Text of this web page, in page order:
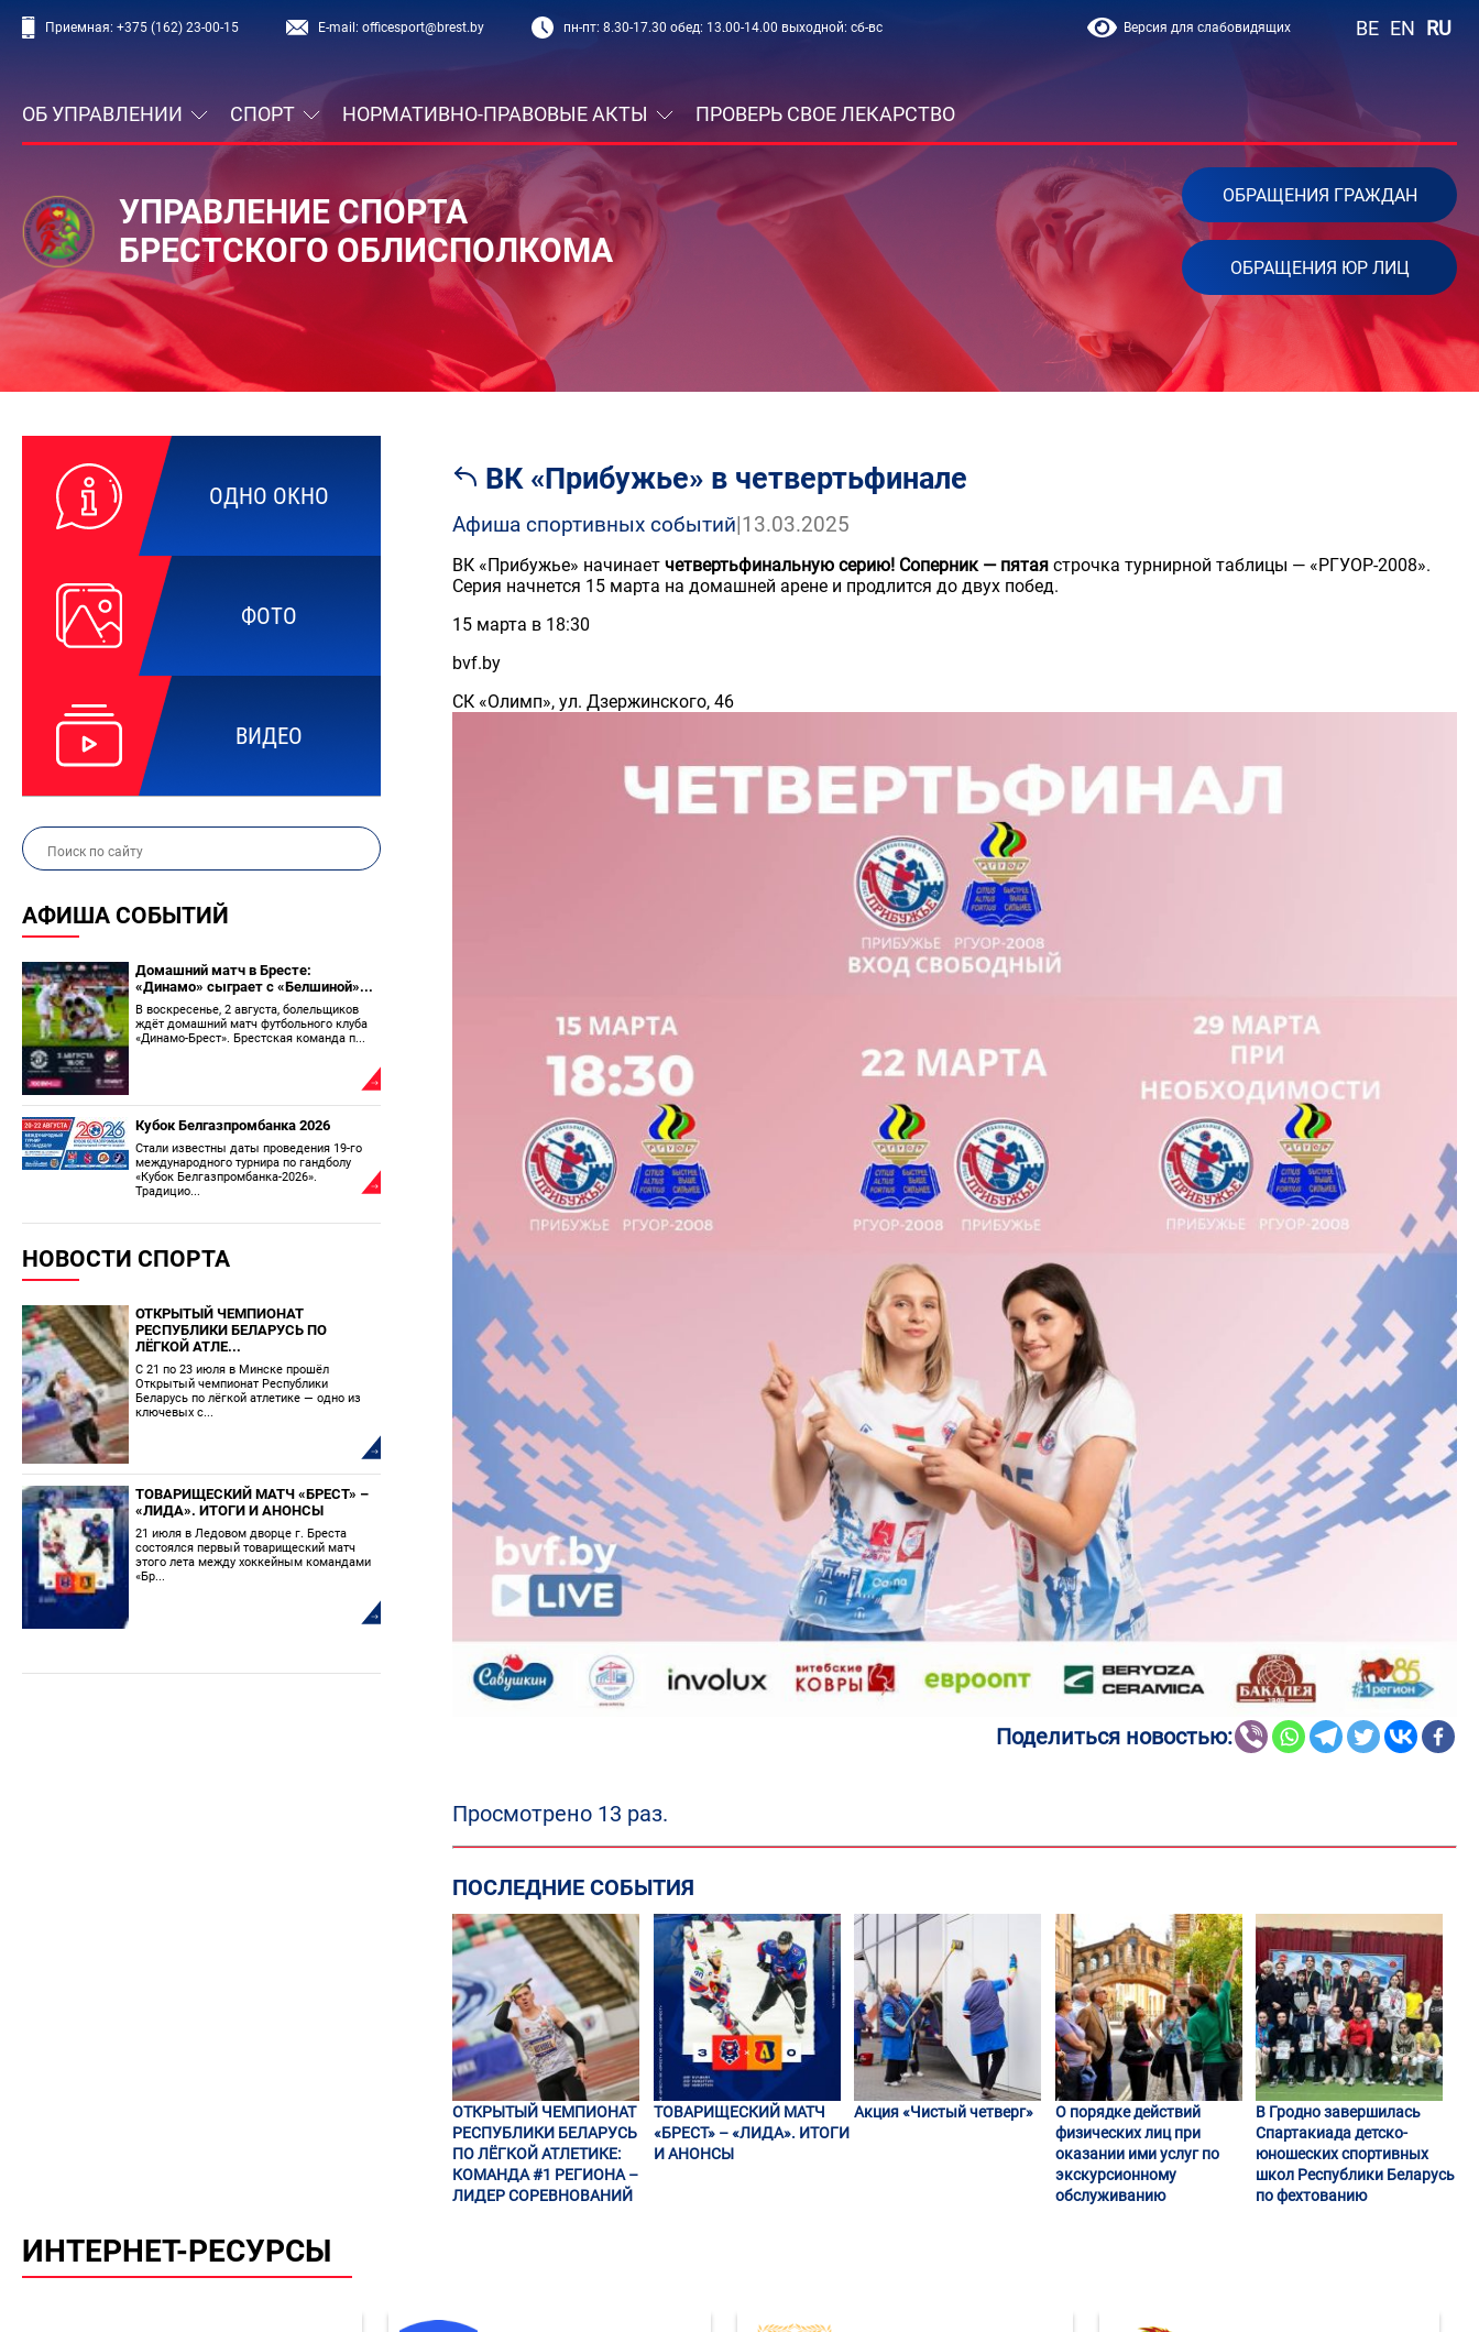
Приемная: +375 (162) 23-00-15 E-mail:officesport@brest.by пн-пт: 8.30-17.30 обед: 13.00-14.00 выходной: сб-вс Версия для слабовидящих BE EN RU
ОБ УПРАВЛЕНИИ СПОРТ НОРМАТИВНО-ПРАВОВЫЕ АКТЫ ПРОВЕРЬ СВОЕ ЛЕКАРСТВО
УПРАВЛЕНИЕ СПОРТА
БРЕСТСКОГО ОБЛИСПОЛКОМА
ОБРАЩЕНИЯ ГРАЖДАН
ОБРАЩЕНИЯ ЮР ЛИЦ
ОДНО ОКНО
ФОТО
ВИДЕО
АФИША СОБЫТИЙ
Домашний матч в Бресте:
«Динамо» сыграет с «Белшиной»...
В воскресенье, 2 августа, болельщиков
ждёт домашний матч футбольного клуба
«Динамо-Брест». Брестская команда п...
Кубок Белгазпромбанка 2026
Стали известны даты проведения 19-го
международного турнира по гандболу
«Кубок Белгазпромбанка-2026».
Традицио...
НОВОСТИ СПОРТА
ОТКРЫТЫЙ ЧЕМПИОНАТ
РЕСПУБЛИКИ БЕЛАРУСЬ ПО
ЛЁГКОЙ АТЛЕ...
С 21 по 23 июля в Минске прошёл
Открытый чемпионат Республики
Беларусь по лёгкой атлетике — одно из
ключевых с...
ТОВАРИЩЕСКИЙ МАТЧ «БРЕСТ» –
«ЛИДА». ИТОГИ И АНОНСЫ
21 июля в Ледовом дворце г. Бреста
состоялся первый товарищеский матч
этого лета между хоккейным командами
«Бр...
ВК «Прибужье» в четвертьфинале
Афиша спортивных событий|13.03.2025
ВК «Прибужье» начинаетчетвертьфинальную серию! Соперник — пятаястрочка турнирной таблицы — «РГУОР-2008».
Серия начнется 15 марта на домашней арене и продлится до двух побед.
15 марта в 18:30
bvf.by
СК «Олимп», ул. Дзержинского, 46
Поделиться новостью:
Просмотрено 13 раз.
ПОСЛЕДНИЕ СОБЫТИЯ
ОТКРЫТЫЙ ЧЕМПИОНАТ
РЕСПУБЛИКИ БЕЛАРУСЬ
ПО ЛЁГКОЙ АТЛЕТИКЕ:
КОМАНДА #1 РЕГИОНА –
ЛИДЕР СОРЕВНОВАНИЙ
ТОВАРИЩЕСКИЙ МАТЧ
«БРЕСТ» – «ЛИДА». ИТОГИ
И АНОНСЫ
Акция «Чистый четверг»
О порядке действий
физических лиц при
оказании ими услуг по
экскурсионному
обслуживанию
В Гродно завершилась
Спартакиада детско-
юношеских спортивных
школ Республики Беларусь
по фехтованию
ИНТЕРНЕТ-РЕСУРСЫ